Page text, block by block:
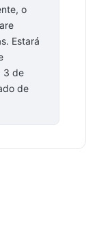
o
Estará
3 de
de